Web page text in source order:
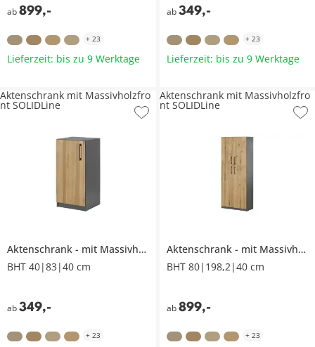
ab899,-
+ 23
Lieferzeit: bis zu 9 Werktage
ab 349,-
+ 23
Lieferzeit: bis zu 9 Werktage
Aktenschrank mit Massivholzfront
SOLIDLine
BHT 40|83|40 cm
ab349,-
Aktenschrank mit Massivholzfro
nt SOLIDLine
+ 23
Aktenschrank
mit Massivholzfront
BHT 80|198,2|40 cm
ab 899,-
Aktenschrank mit Massivholzfro
nt SOLIDLine
+ 23